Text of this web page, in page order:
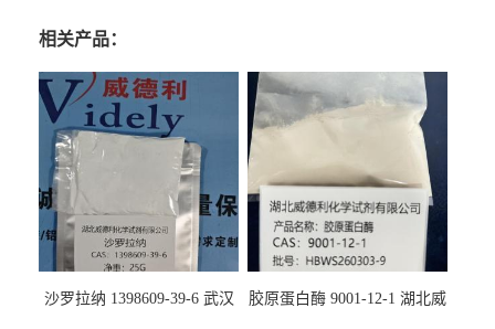
相关产品：
沙罗拉纳 1398609-39-6 武汉
胶原蛋白酶 9001-12-1 湖北威